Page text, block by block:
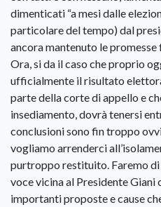
dimenticati “a mesi dalle
particolare del tempo) dal
ancora mantenuto le
Ora, si da il caso che proprio
ufficialmente il risultato
parte della corte di appello e
insediamento, dovrà tenersi
conclusioni sono fin troppo
vogliamo arrenderci
purtroppo restituito. Faremo di
voce vicina al Presidente Giani
importanti proposte e cause